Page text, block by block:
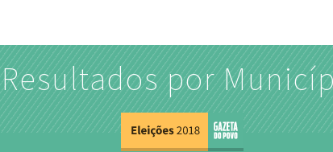
Resultados por